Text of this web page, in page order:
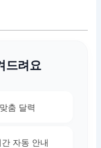
드려요
춤 달력
자동 안내